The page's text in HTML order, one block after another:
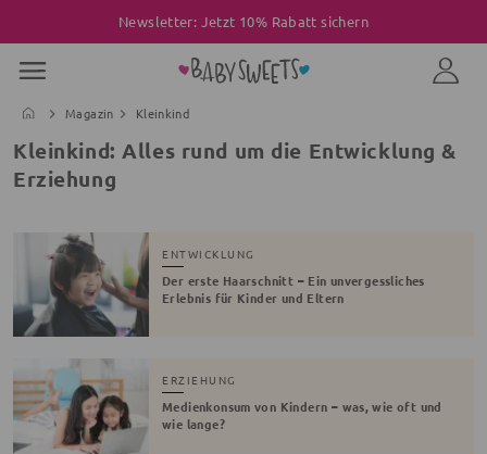
Newsletter: Jetzt 10% Rabatt sichern
Magazin Kleinkind
Kleinkind: Alles rund um die Entwicklung &
Erziehung
ENTWICKLUNG
Der erste Haarschnitt – Ein unvergessliches
Erlebnis für Kinder und Eltern
ERZIEHUNG
Medienkonsum von Kindern – was, wie oft und
wie lange?